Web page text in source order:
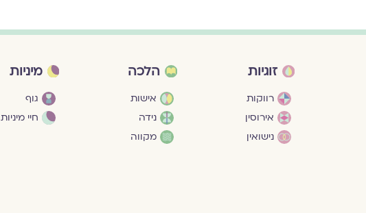
זוגיות
רווקות
אירוסין
נישואין
הלכה
אישות
נידה
מקווה
מיניות
גוף
חיי מיניות